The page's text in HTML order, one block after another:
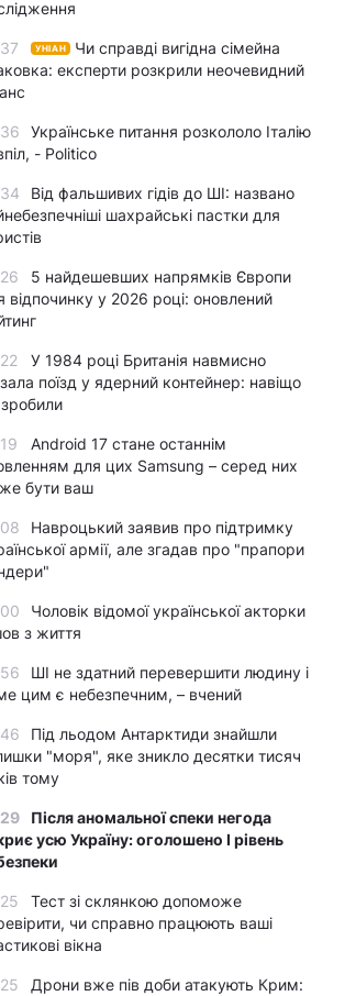
Острів вічної весни:
без туроператорів
УНІАН
Чи справді вигідна сімейна
експерти розкрили неочевидний
Українське питання розкололо Італію
- Politico
Від фальшивих гідів до ШІ: названо
шахрайські пастки для
5 найдешевших напрямків Європи
відпочинку у 2026 році: оновлений
У 1984 році Британія навмисно
поїзд у ядерний контейнер: навіщо
Android 17 стане останнім
для цих Samsung – серед них
бути ваш
Навроцький заявив про підтримку
армії, але згадав про "прапори
Чоловік відомої української акторки
з життя
ШІ не здатний перевершити людину і
цим є небезпечним, – вчений
Під льодом Антарктиди знайшли
"моря", яке зникло десятки тисяч
тому
Після аномальної спеки негода
усю Україну: оголошено І рівень
Тест зі склянкою допоможе
чи справно працюють ваші
вікна
Дрони вже пів доби атакують Крим: